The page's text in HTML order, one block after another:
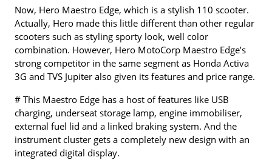
Now, Hero Maestro Edge, which is a stylish 110 scooter.
Actually, Hero made this little different than other regular
scooters such as styling sporty look, well color
combination. However, Hero MotoCorp Maestro Edge’s
strong competitor in the same segment as Honda Activa
3G and TVS Jupiter also given its features and price range.
# This Maestro Edge has a host of features like USB
charging, underseat storage lamp, engine immobiliser,
external fuel lid and a linked braking system. And the
instrument cluster gets a completely new design with an
integrated digital display.